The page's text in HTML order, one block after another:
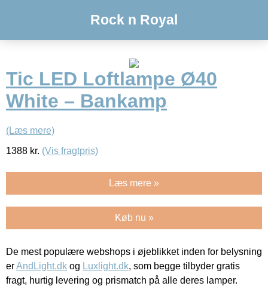
Rock n Royal
Tic LED Loftlampe Ø40
White – Bankamp
(Læs mere)
1388 kr. (Vis fragtpris)
Læs mere »
Køb nu »
De mest populære webshops i øjeblikket inden for belysning
erAndLight.dk og Luxlight.dk, som begge tilbyder gratis
fragt, hurtig levering og prismatch på alle deres lamper.